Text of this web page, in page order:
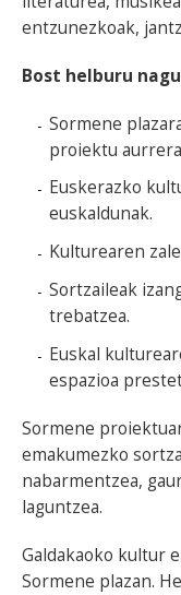
entzunezkoak,
Bost helburu
Sormene
proiektu
Euskerazko
euskaldunak.
Kulturearen
Sortzaileak
trebatzea.
Euskal
espazioa
Sormene
emakumezko
nabarmentzea,
laguntzea.
Galdakaoko kultur
Sormene plazan.